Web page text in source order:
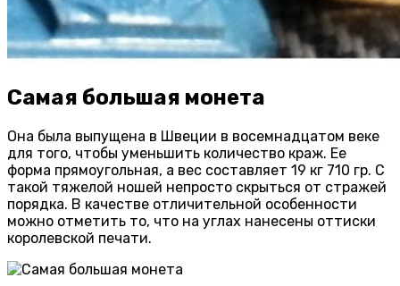
Самая большая монета
Она была выпущена в Швеции в восемнадцатом веке
для того, чтобы уменьшить количество краж. Ее
форма прямоугольная, а вес составляет 19 кг 710 гр. С
такой тяжелой ношей непросто скрыться от стражей
порядка. В качестве отличительной особенности
можно отметить то, что на углах нанесены оттиски
королевской печати.